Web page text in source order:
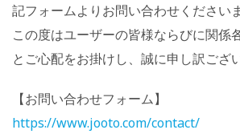
記フォームよりお問い合わせくださいま
この度はユーザーの皆様ならびに関係
とご心配をお掛けし、誠に申し訳ござ
【お問い合わせフォーム】
https://www.jooto.com/contact/